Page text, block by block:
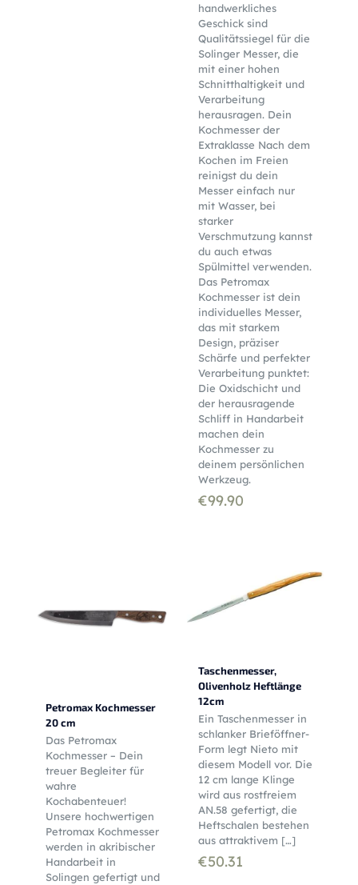
handwerkliches
Geschick sind
Qualitätssiegel für die
Solinger Messer, die
mit einer hohen
Schnitthaltigkeit und
Verarbeitung
herausragen. Dein
Kochmesser der
Extraklasse Nach dem
Kochen im Freien
reinigst du dein
Messer einfach nur
mit Wasser, bei
starker
Verschmutzung kannst
du auch etwas
Spülmittel verwenden.
Das Petromax
Kochmesser ist dein
individuelles Messer,
das mit starkem
Design, präziser
Schärfe und perfekter
Verarbeitung punktet:
Die Oxidschicht und
der herausragende
Schliff in Handarbeit
machen dein
Kochmesser zu
deinem persönlichen
Werkzeug.
€99.90
Petromax Kochmesser
20 cm
Das Petromax
Kochmesser – Dein
treuer Begleiter für
wahre
Kochabenteuer!
Unsere hochwertigen
Petromax Kochmesser
werden in akribischer
Handarbeit in
Solingen gefertigt und
Taschenmesser,
Olivenholz Heftlänge
12cm
Ein Taschenmesser in
schlanker Brieföffner-
Form legt Nieto mit
diesem Modell vor. Die
12 cm lange Klinge
wird aus rostfreiem
AN.58 gefertigt, die
Heftschalen bestehen
aus attraktivem […]
€50.31